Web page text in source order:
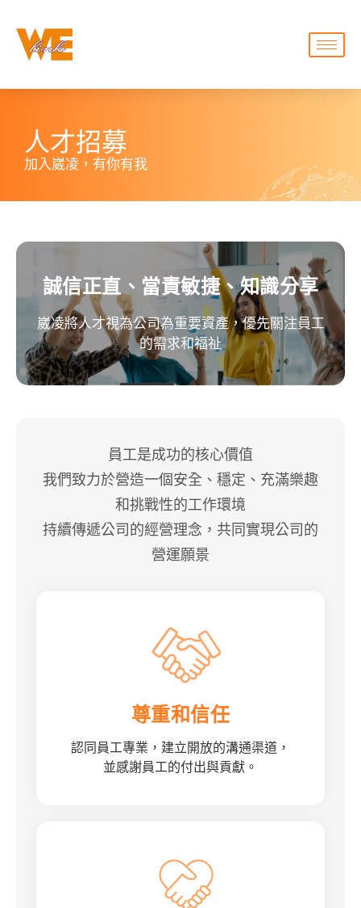
人才招募
加入崴凌，有你有我
誠信正直、當責敏捷、知識分享
崴凌將人才視為公司為重要資產，優先關注員工
的需求和福祉
員工是成功的核心價值
我們致力於營造一個安全、穩定、充滿樂趣
和挑戰性的工作環境
持續傳遞公司的經營理念，共同實現公司的
營運願景
尊重和信任
認同員工專業，建立開放的溝通渠道，
並感謝員工的付出與貢獻。